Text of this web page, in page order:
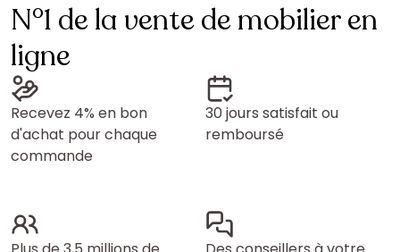
N°1 de la vente de mobilier en
ligne
Recevez 4% en bon
d'achat pour chaque
commande
30 jours satisfait ou
remboursé